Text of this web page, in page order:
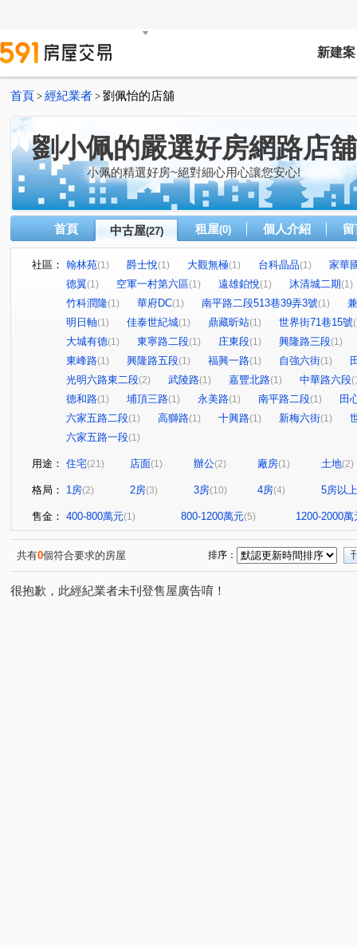
新建案
首頁 > 經紀業者 > 劉佩怡的店舖
劉小佩的嚴選好房網路店舖
小佩的精選好房~絕對細心用心讓您安心!
首頁 中古屋(27) 租屋(0) 個人介紹
社區： 翰林苑(1) 爵士悅(1) 大觀無極(1) 台科晶品(1)
家華
德翼(1) 空軍一村第六區(1) 遠雄鉑悅(1) 沐清城二期(1)
竹科潤隆(1) 華府DC(1) 南平路二段513巷39弄3號(1)
明日軸(1) 佳泰世紀城(1) 鼎藏昕站(1) 世界街71巷15號
大城有德(1) 東寧路二段(1) 庄東段(1) 興隆路三段(1)
東峰路(1) 興隆路五段(1) 福興一路(1) 自強六街(1)
光明六路東二段(2) 武陵路(1) 嘉豐北路(1) 中華路六段
德和路(1) 埔頂三路(1) 永美路(1) 南平路二段(1)
田
六家五路二段(1) 高獅路(1) 十興路(1) 新梅六街(1)
六家五路一段(1)
用途： 住宅(21) 店面(1) 辦公(2) 廠房(1) 土地(2)
格局： 1房(2) 2房(3) 3房(10) 4房(4) 5房以上
售金： 400-800萬元(1) 800-1200萬元(5) 1200-2000萬
共有0個符合要求的房屋 排序：
很抱歉，此經紀業者未刊登售屋廣告唷！